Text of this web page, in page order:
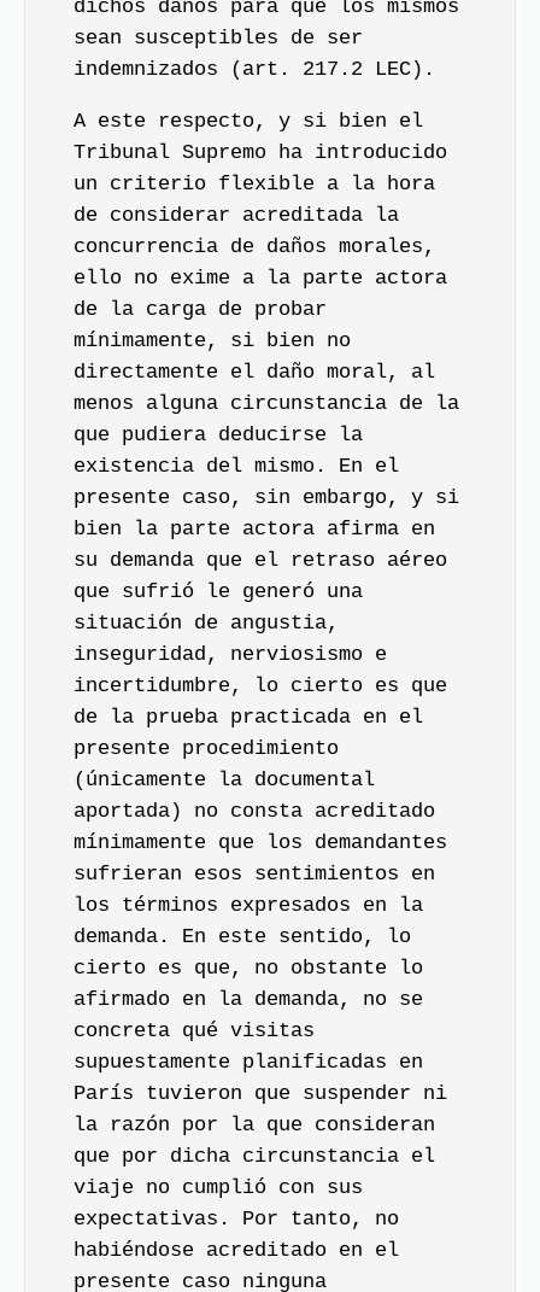
dichos daños para que los mismos
sean susceptibles de ser
indemnizados (art. 217.2 LEC).
A este respecto, y si bien el
Tribunal Supremo ha introducido
un criterio flexible a la hora
de considerar acreditada la
concurrencia de daños morales,
ello no exime a la parte actora
de la carga de probar
mínimamente, si bien no
directamente el daño moral, al
menos alguna circunstancia de la
que pudiera deducirse la
existencia del mismo. En el
presente caso, sin embargo, y si
bien la parte actora afirma en
su demanda que el retraso aéreo
que sufrió le generó una
situación de angustia,
inseguridad, nerviosismo e
incertidumbre, lo cierto es que
de la prueba practicada en el
presente procedimiento
(únicamente la documental
aportada) no consta acreditado
mínimamente que los demandantes
sufrieran esos sentimientos en
los términos expresados en la
demanda. En este sentido, lo
cierto es que, no obstante lo
afirmado en la demanda, no se
concreta qué visitas
supuestamente planificadas en
París tuvieron que suspender ni
la razón por la que consideran
que por dicha circunstancia el
viaje no cumplió con sus
expectativas. Por tanto, no
habiéndose acreditado en el
presente caso ninguna